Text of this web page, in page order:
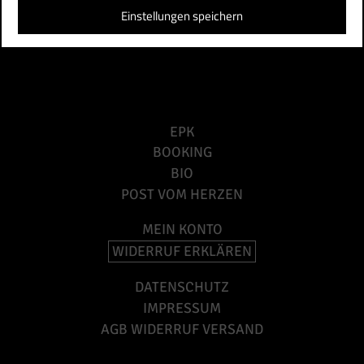
Einstellungen speichern
EPK
BOOKING
BIO
POST VOM HERZEN
MEIN KONTO
WIDERRUF ERKLÄREN
DATENSCHUTZ
IMPRESSUM
AGB WIDERRUF VERSAND